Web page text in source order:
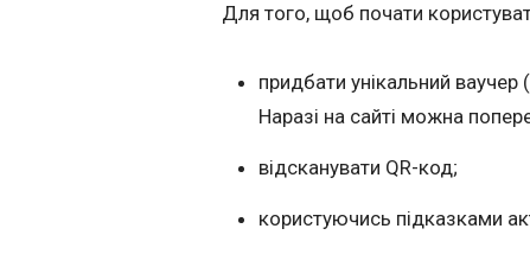
Для того, щоб почати
придбати унікальний
Наразі на сайті можна
відсканувати QR-код;
користуючись підказками